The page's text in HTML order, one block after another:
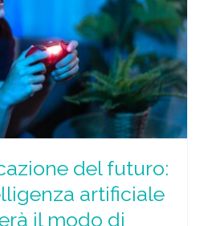
del futuro:
artificiale
il modo di